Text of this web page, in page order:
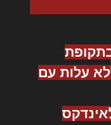
עלות עם